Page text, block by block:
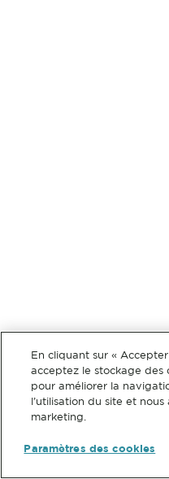
En cliquant sur «
acceptez le stockage des
pour améliorer la
l’utilisation du site et
marketing.
Paramètres des cookies